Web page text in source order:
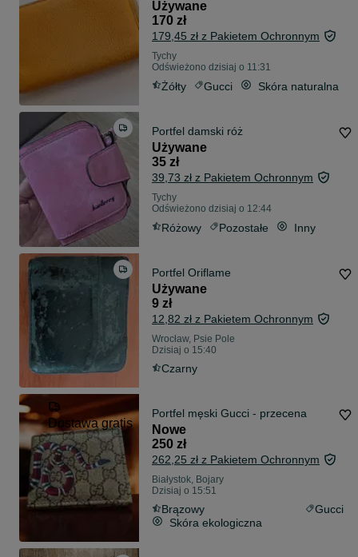
Używane
170 zł
179,45 zł z Pakietem Ochronnym
Tychy
Odświeżono dzisiaj o 11:31
Żółty Gucci Skóra naturalna
Portfel damski róż
Używane
35 zł
39,73 zł z Pakietem Ochronnym
Tychy
Odświeżono dzisiaj o 12:44
Różowy Pozostałe Inny
Portfel Oriflame
Używane
9 zł
12,82 zł z Pakietem Ochronnym
Wrocław, Psie Pole
Dzisiaj o 15:40
Czarny
Dostawa gratis
Portfel męski Gucci - przecena
Nowe
250 zł
262,25 zł z Pakietem Ochronnym
Białystok, Bojary
Dzisiaj o 15:51
Brązowy
Gucci
Skóra ekologiczna